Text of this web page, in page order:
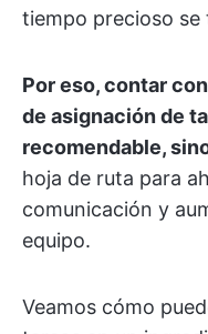
tiempo precioso se
Por eso, contar
de asignación de
recomendable,
hoja de ruta para
comunicación y
equipo.
Veamos cómo